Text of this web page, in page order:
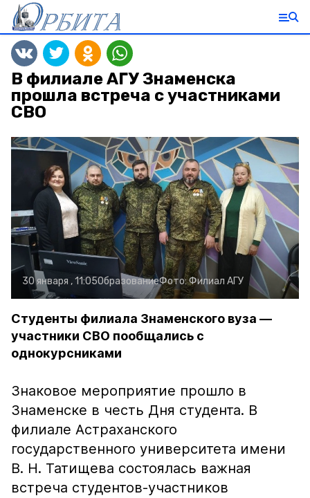
В филиале АГУ Знаменска
прошла встреча с участниками
СВО
30 января , 11:05ОбразованиеФото:Филиал АГУ
Студенты филиала Знаменского вуза —
участники СВО пообщались с
однокурсниками
Знаковое мероприятие прошло в
Знаменске в честь Дня студента. В
филиале Астраханского
государственного университета имени
В. Н. Татищева состоялась важная
встреча студентов-участников